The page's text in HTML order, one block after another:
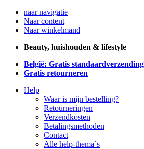
naar navigatie
Naar content
Naar winkelmand
Beauty, huishouden & lifestyle
België: Gratis standaardverzending
Gratis retourneren
Help
Waar is mijn bestelling?
Retourneringen
Verzendkosten
Betalingsmethoden
Contact
Alle help-thema`s